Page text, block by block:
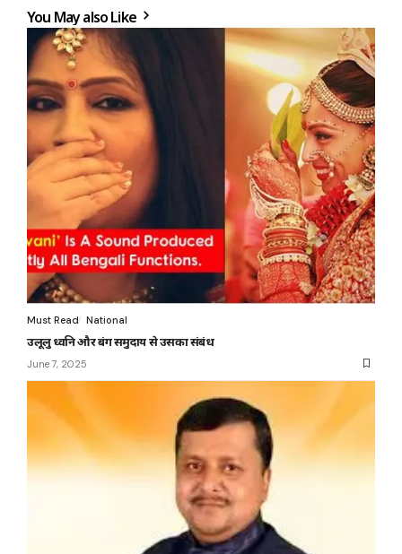
You May also Like
Must Read National
उलूलु ध्वनि और बंग समुदाय से उसका संबंध
June 7, 2025